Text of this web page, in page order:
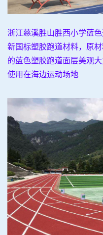
浙江慈溪胜山胜西小学蓝
新国标塑胶跑道材料，原
的蓝色塑胶跑道面层美观
使用在海边运动场地